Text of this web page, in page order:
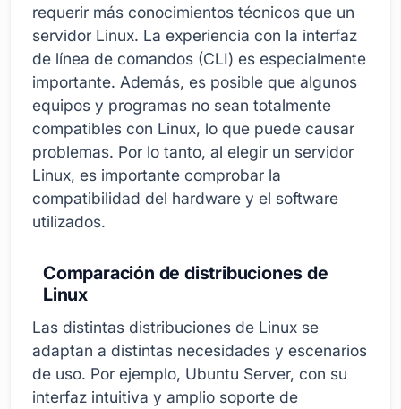
requerir más conocimientos técnicos que un
servidor Linux. La experiencia con la interfaz
de línea de comandos (CLI) es especialmente
importante. Además, es posible que algunos
equipos y programas no sean totalmente
compatibles con Linux, lo que puede causar
problemas. Por lo tanto, al elegir un servidor
Linux, es importante comprobar la
compatibilidad del hardware y el software
utilizados.
Comparación de distribuciones de
Linux
Las distintas distribuciones de Linux se
adaptan a distintas necesidades y escenarios
de uso. Por ejemplo, Ubuntu Server, con su
interfaz intuitiva y amplio soporte de